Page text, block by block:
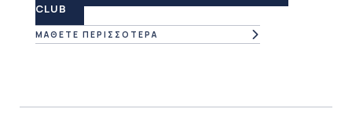
CLUB
ΜΑΘΕΤΕ ΠΕΡΙΣΣΟΤΕΡΑ